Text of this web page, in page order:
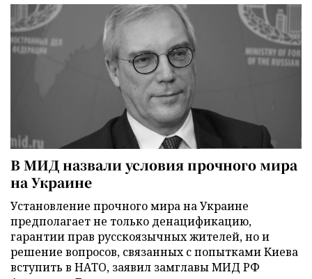
В МИД назвали условия прочного мира
на Украине
Установление прочного мира на Украине
предполагает не только денацификацию,
гарантии прав русскоязычных жителей, но и
решение вопросов, связанных с попытками Киева
вступить в НАТО, заявил замглавы МИД РФ